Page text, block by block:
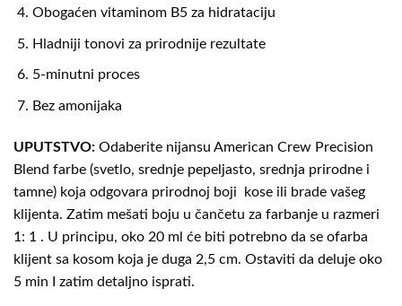
Obogaćen vitaminom B5 za hidrataciju
Hladniji tonovi za prirodnije rezultate
5-minutni proces
Bez amonijaka
UPUTSTVO: Odaberite nijansu American Crew Precision
Blend farbe (svetlo, srednje pepeljasto, srednja prirodne i
tamne) koja odgovara prirodnoj boji kose ili brade vašeg
klijenta. Zatim mešati boju u čančetu za farbanje u razmeri
1: 1 . U principu, oko 20 ml će biti potrebno da se ofarba
klijent sa kosom koja je duga 2,5 cm. Ostaviti da deluje oko
5 min I zatim detaljno isprati.